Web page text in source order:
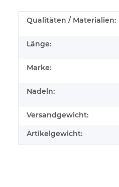
Produkteigenschaft
Wert
Qualitäten / Materialien:
Länge:
Marke:
Nadeln:
Versandgewicht:
Artikelgewicht: